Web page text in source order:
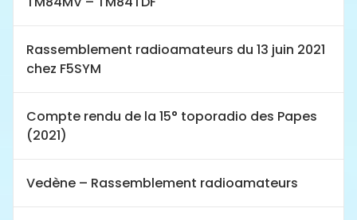
Rassemblement radioamateurs du 13 juin 2021
chez F5SYM
Compte rendu de la 15° toporadio des Papes
(2021)
Vedène – Rassemblement radioamateurs